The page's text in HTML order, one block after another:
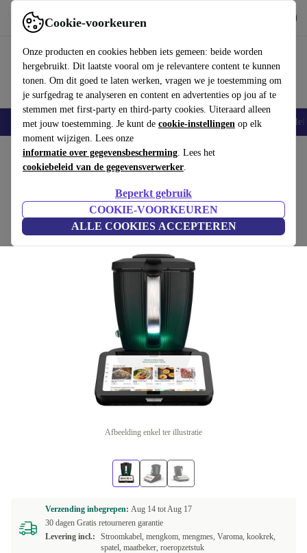
Cookie-voorkeuren
Onze producten en cookies hebben iets gemeen: beide worden
hergebruikt. Dit laatste vooral om je relevantere content te kunnen
tonen. Om dit goed te laten werken, vragen we je toestemming om
je surfgedrag te analyseren en content en advertenties op jou af te
stemmen met first-party en third-party cookies. Uiteraard alleen
met jouw toestemming. Je kunt de cookie-instellingen op elk
moment wijzigen. Lees onze
informatie over gegevensbescherming. Lees het
cookiebeleid van de gegevensverwerker.
Beperkt gebruik
COOKIE-VOORKEUREN
ALLE COOKIES ACCEPTEREN
Gebruik refurbed snel en eenvoudig
Smartphones Laptops Tablets Smartwatches Accessoires
Home Producten Keuken Keukenapparaten Blenders en snijders
Vorwerk Thermomix® TM7
zwart
(3 beoordelingen)
€1599
Afbeelding enkel ter illustratie
Verzending inbegrepen: Aug 14 totAug 17
30 dagen Gratis retourneren garantie
Levering incl.:
Stroomkabel, mengkom, mengmes, Varoma, kookrek,
spatel, maatbeker, roeropzetstuk